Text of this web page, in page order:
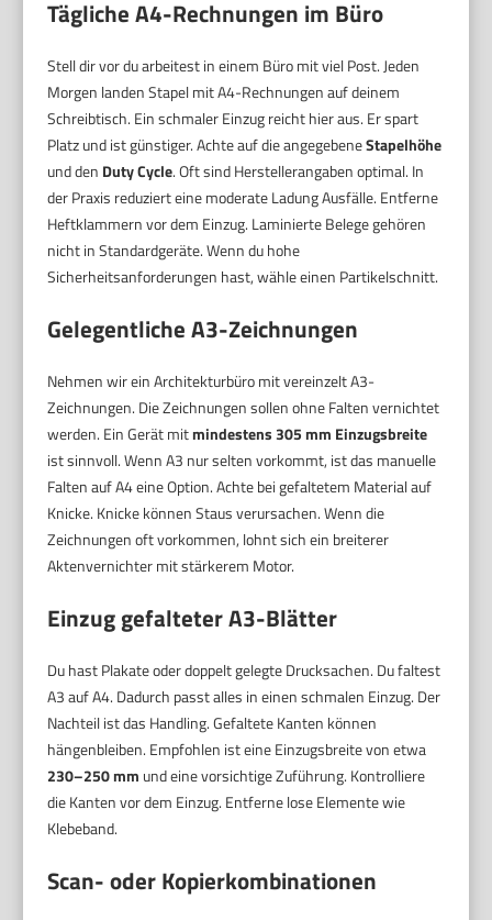
Tägliche A4-Rechnungen im Büro
Stell dir vor du arbeitest in einem Büro mit viel Post. Jeden
Morgen landen Stapel mit A4-Rechnungen auf deinem
Schreibtisch. Ein schmaler Einzug reicht hier aus. Er spart
Platz und ist günstiger. Achte auf die angegebeneStapelhöhe
und den Duty Cycle. Oft sind Herstellerangaben optimal. In
der Praxis reduziert eine moderate Ladung Ausfälle. Entferne
Heftklammern vor dem Einzug. Laminierte Belege gehören
nicht in Standardgeräte. Wenn du hohe
Sicherheitsanforderungen hast, wähle einen Partikelschnitt.
Gelegentliche A3-Zeichnungen
Nehmen wir ein Architekturbüro mit vereinzelt A3-
Zeichnungen. Die Zeichnungen sollen ohne Falten vernichtet
werden. Ein Gerät mitmindestens 305 mm Einzugsbreite
ist sinnvoll. Wenn A3 nur selten vorkommt, ist das manuelle
Falten auf A4 eine Option. Achte bei gefaltetem Material auf
Knicke. Knicke können Staus verursachen. Wenn die
Zeichnungen oft vorkommen, lohnt sich ein breiterer
Aktenvernichter mit stärkerem Motor.
Einzug gefalteter A3-Blätter
Du hast Plakate oder doppelt gelegte Drucksachen. Du faltest
A3 auf A4. Dadurch passt alles in einen schmalen Einzug. Der
Nachteil ist das Handling. Gefaltete Kanten können
hängenbleiben. Empfohlen ist eine Einzugsbreite von etwa
230–250 mm und eine vorsichtige Zuführung. Kontrolliere
die Kanten vor dem Einzug. Entferne lose Elemente wie
Klebeband.
Scan- oder Kopierkombinationen